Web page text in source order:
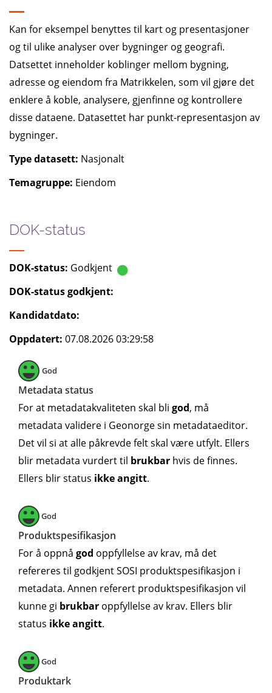
Kan for eksempel benyttes til kart og presentasjoner
og til ulike analyser over bygninger og geografi.
Datsettet inneholder koblinger mellom bygning,
adresse og eiendom fra Matrikkelen, som vil gjøre det
enklere å koble, analysere, gjenfinne og kontrollere
disse dataene. Datasettet har punkt-representasjon av
bygninger.
Type datasett: Nasjonalt
Temagruppe: Eiendom
DOK-status
DOK-status: Godkjent
DOK-status godkjent:
Kandidatdato:
Oppdatert: 07.08.2026 03:29:58
God
Metadata status
For at metadatakvaliteten skal bli god, må
metadata validere i Geonorge sin metadataeditor.
Det vil si at alle påkrevde felt skal være utfylt. Ellers
blir metadata vurdert til brukbar hvis de finnes.
Ellers blir status ikke angitt.
God
Produktspesifikasjon
For å oppnå god oppfyllelse av krav, må det
refereres til godkjent SOSI produktspesifikasjon i
metadata. Annen referert produktspesifikasjon vil
kunne gi brukbar oppfyllelse av krav. Ellers blir
status ikke angitt.
God
Produktark